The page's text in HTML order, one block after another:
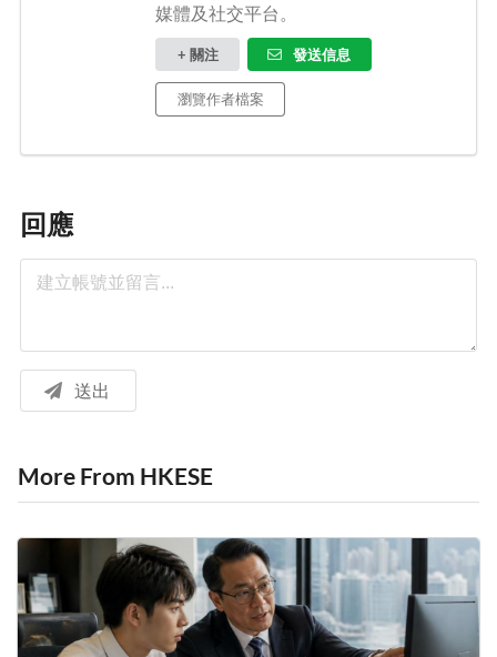
媒體及社交平台。
+ 關注 發送信息
瀏覽作者檔案
回應
送出
More From HKESE